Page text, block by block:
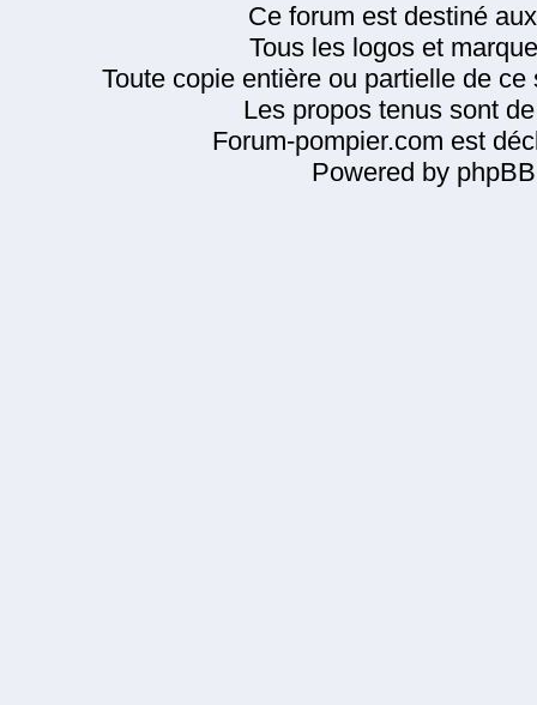
Ce forum est destiné
Tous les logos et
Toute copie entière ou partielle de
Les propos tenus sont
Forum-pompier.com est
Powered by